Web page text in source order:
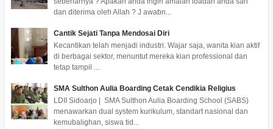
dan diterima oleh Allah ? J awabn...
Cantik Sejati Tanpa Mendosai Diri
Kecantikan telah menjadi industri. Wajar saja, wanita kian aktif
di berbagai sektor, menuntut mereka kian professional dan
tetap tampil ...
SMA Sulthon Aulia Boarding Cetak Cendikia Religius
LDII Sidoarjo | SMA Sulthon Aulia Boarding School (SABS)
menawarkan dual system kurikulum, standart nasional dan
kemubalighan, siswa tid...